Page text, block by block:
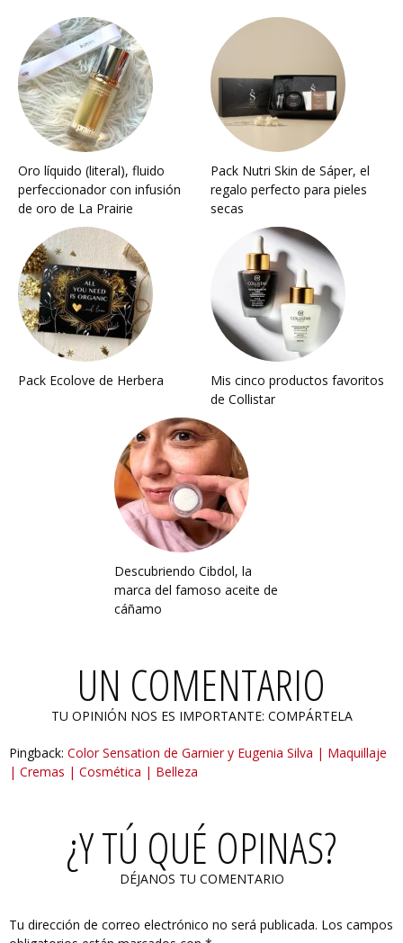
Oro líquido (literal), fluido
perfeccionador con infusión
de oro de La Prairie
Pack Nutri Skin de Sáper, el
regalo perfecto para pieles
secas
Pack Ecolove de Herbera
Mis cinco productos favoritos
de Collistar
Descubriendo Cibdol, la
marca del famoso aceite de
cáñamo
UN COMENTARIO
TU OPINIÓN NOS ES IMPORTANTE: COMPÁRTELA
Pingback: Color Sensation de Garnier y Eugenia Silva | Maquillaje
| Cremas | Cosmética | Belleza
¿Y TÚ QUÉ OPINAS?
DÉJANOS TU COMENTARIO
Tu dirección de correo electrónico no será publicada. Los campos